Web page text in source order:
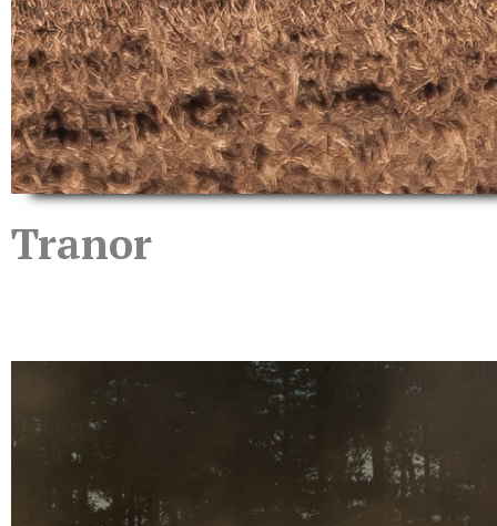
Tranor